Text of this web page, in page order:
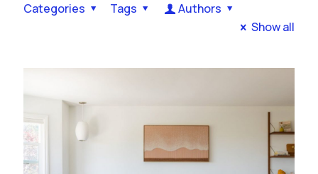
Categories Tags
Authors
Show all